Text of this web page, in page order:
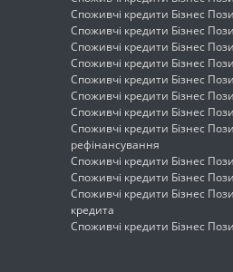
Споживчі кредити Бізнес
Споживчі кредити Бізнес
Споживчі кредити Бізнес
Споживчі кредити Бізнес
Споживчі кредити Бізнес
Споживчі кредити Бізнес
Споживчі кредити Бізнес
Споживчі кредити Бізнес
рефінансування
Споживчі кредити Бізнес
Споживчі кредити Бізнес
Споживчі кредити Бізнес
кредита
Споживчі кредити Бізнес